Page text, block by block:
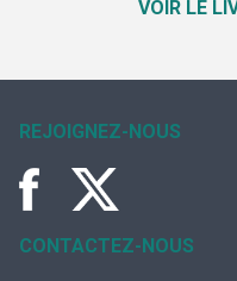
VOIR LE
REJOIGNEZ-NOUS
CONTACTEZ-NOUS